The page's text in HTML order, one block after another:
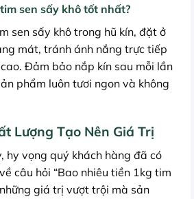
sen sấy khô tốt nhất?
sen sấy khô trong hũ kín, đặt ở
mát, tránh ánh nắng trực tiếp
Đảm bảo nắp kín sau mỗi lần
phẩm luôn tươi ngon và không
Lượng Tạo Nên Giá Trị
hy vọng quý khách hàng đã có
câu hỏi “Bao nhiêu tiền 1kg tim
giá trị vượt trội mà sản